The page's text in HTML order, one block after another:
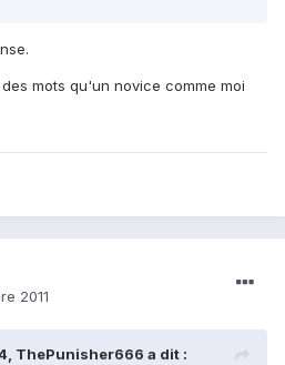
mots qu'un novice comme moi
2011
ThePunisher666 a dit :